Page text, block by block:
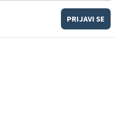
PRIJAVI SE